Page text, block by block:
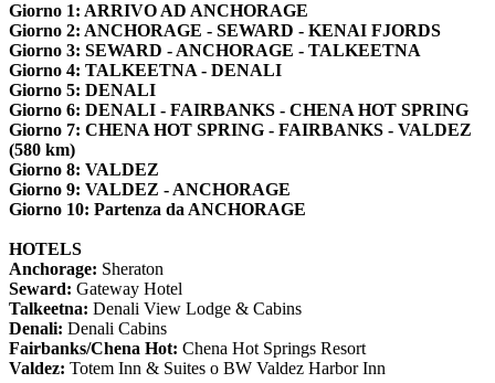
Giorno 1: ARRIVO AD ANCHORAGE
Giorno 2: ANCHORAGE - SEWARD - KENAI FJORDS
Giorno 3: SEWARD - ANCHORAGE - TALKEETNA
Giorno 4: TALKEETNA - DENALI
Giorno 5: DENALI
Giorno 6: DENALI - FAIRBANKS - CHENA HOT SPRING
Giorno 7: CHENA HOT SPRING - FAIRBANKS - VALDEZ
(580 km)
Giorno 8: VALDEZ
Giorno 9: VALDEZ - ANCHORAGE
Giorno 10: Partenza da ANCHORAGE
HOTELS
Anchorage: Sheraton
Seward: Gateway Hotel
Talkeetna: Denali View Lodge & Cabins
Denali: Denali Cabins
Fairbanks/Chena Hot: Chena Hot Springs Resort
Valdez: Totem Inn & Suites o BW Valdez Harbor Inn